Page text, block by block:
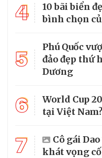
4
10 bãi biển
bình chọn
5
Phú Quốc
đảo đẹp thứ
Dương
6
World Cup
tại Việt Nam?
7
Cô gái
khát vọng